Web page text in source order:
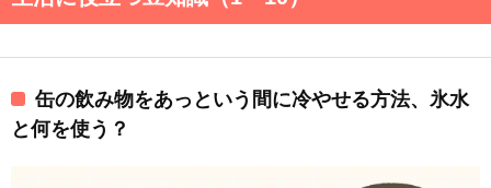
缶の飲み物をあっという間に冷やせる方法、氷水
と何を使う？